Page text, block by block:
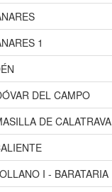
1
DEL CAMPO
DE CALATRAVA
I - BARATARIA